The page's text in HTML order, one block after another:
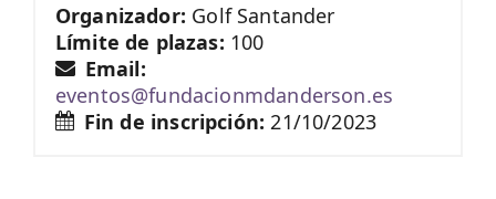
Organizador: Golf Santander
Límite de plazas: 100
Email:
eventos@fundacionmdanderson.es
Fin de inscripción: 21/10/2023